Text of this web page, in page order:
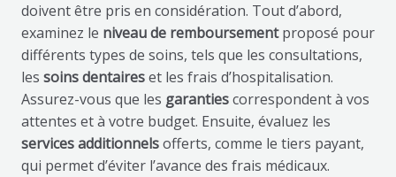
doivent être pris en considération. Tout d’abord,
examinez le niveau de remboursementproposé pour
différents types de soins, tels que les consultations,
les soins dentaireset les frais d’hospitalisation.
Assurez-vous que les garantiescorrespondent à vos
attentes et à votre budget. Ensuite, évaluez les
services additionnelsofferts, comme le tiers payant,
qui permet d’éviter l’avance des frais médicaux.